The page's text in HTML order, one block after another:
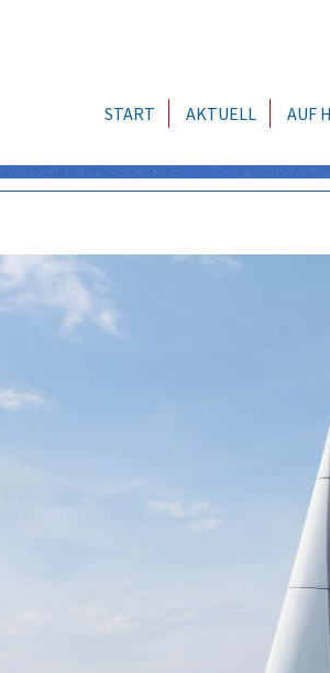
START AKTUELL AUF